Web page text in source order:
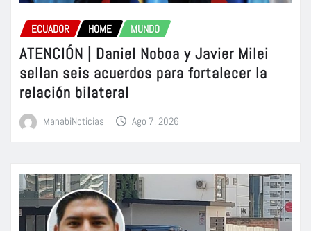
ECUADOR HOME MUNDO
ATENCIÓN | Daniel Noboa y Javier Milei
sellan seis acuerdos para fortalecer la
relación bilateral
ManabiNoticias Ago 7, 2026